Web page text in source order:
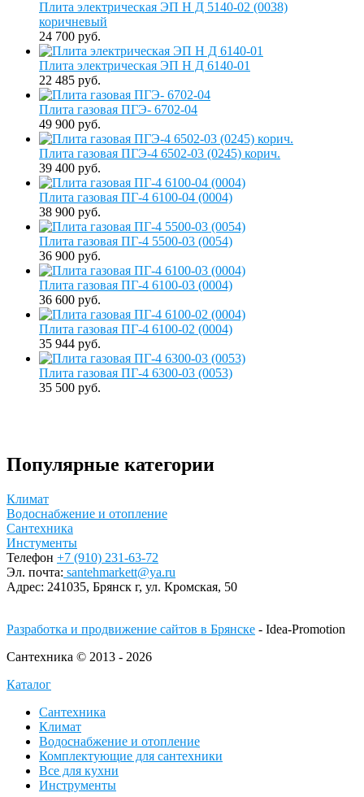
Плита электрическая ЭП Н Д 5140-02 (0038)
коричневый
24 700 руб.
Плита электрическая ЭП Н Д 6140-01
22 485 руб.
Плита газовая ПГЭ- 6702-04
49 900 руб.
Плита газовая ПГЭ-4 6502-03 (0245) корич.
39 400 руб.
Плита газовая ПГ-4 6100-04 (0004)
38 900 руб.
Плита газовая ПГ-4 5500-03 (0054)
36 900 руб.
Плита газовая ПГ-4 6100-03 (0004)
36 600 руб.
Плита газовая ПГ-4 6100-02 (0004)
35 944 руб.
Плита газовая ПГ-4 6300-03 (0053)
35 500 руб.
Популярные категории
Климат
Водоснабжение и отопление
Сантехника
Инстументы
Телефон +7 (910) 231-63-72
Эл. почта: santehmarkett@ya.ru
Адрес: 241035, Брянск г, ул. Кромская, 50
Разработка и продвижение сайтов в Брянске - Idea-Promotion
Сантехника © 2013 - 2026
Каталог
Сантехника
Климат
Водоснабжение и отопление
Комплектующие для сантехники
Все для кухни
Инструменты